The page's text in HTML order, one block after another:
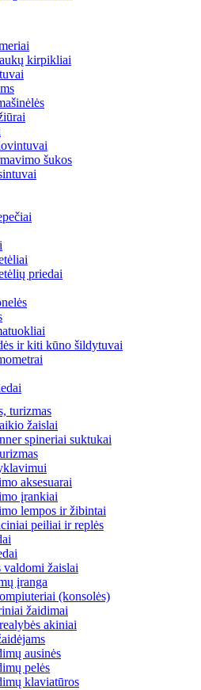
kirpikliai
šukos
priedai
ir kiti kūno šildytuvai
turizmas
žaislai
spineriai suktukai
aksesuarai
įrankiai
lempos ir žibintai
peiliai ir replės
valdomi žaislai
įranga
(konsolės)
žaidimai
akiniai
ausinės
pelės
klaviatūros